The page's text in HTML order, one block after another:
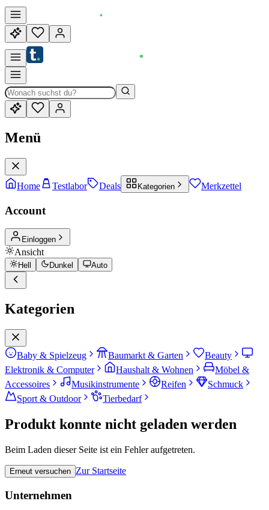
Menü
Home Testlabor Deals Kategorien Merkzettel
Account
Einloggen
Ansicht
Hell Dunkel Auto
Kategorien
Baby & Spielzeug Baumarkt & Garten
Beauty
Elektronik & Computer
Haushalt & Wohnen
Möbel &
Accessoires
Musikinstrumente Reifen
Schmuck
Sport & Outdoor
Tierbedarf
Produkt konnte nicht geladen werden
Beim Laden dieser Seite ist ein Fehler aufgetreten.
Erneut versuchen Zur Startseite
Unternehmen